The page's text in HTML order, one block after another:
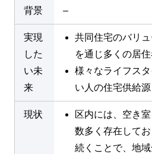
背景 –
実現
した
い未
来
共同住宅のバリ
を通じ多くの居
様々なライフス
い人の住宅供給
現状
区内には、空き
数多く存在して
続くことで、地